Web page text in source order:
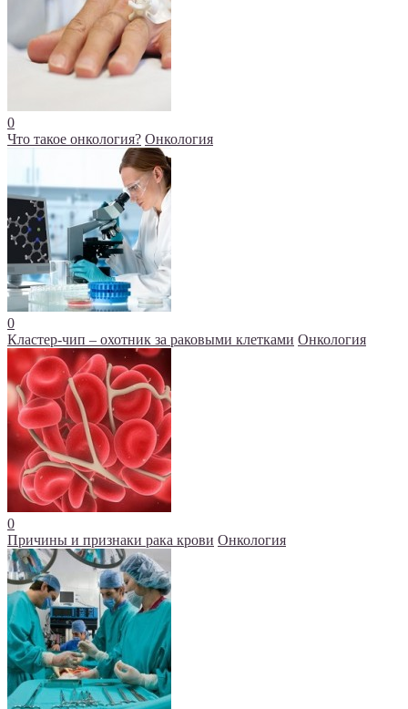
0
Что такое онкология? Онкология
0
Кластер-чип – охотник за раковыми клетками Онкология
0
Причины и признаки рака крови Онкология